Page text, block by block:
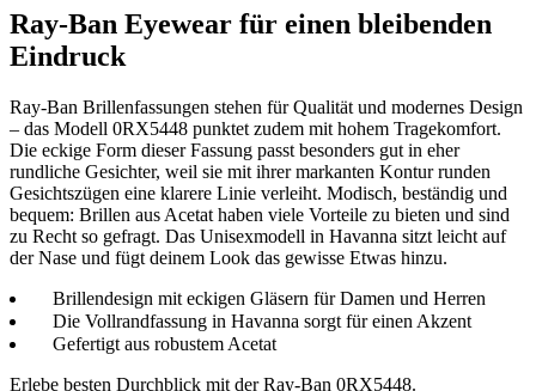
Ray-Ban Eyewear für einen bleibenden
Eindruck
Ray-Ban Brillenfassungen stehen für Qualität und modernes Design
– das Modell 0RX5448 punktet zudem mit hohem Tragekomfort.
Die eckige Form dieser Fassung passt besonders gut in eher
rundliche Gesichter, weil sie mit ihrer markanten Kontur runden
Gesichtszügen eine klarere Linie verleiht. Modisch, beständig und
bequem: Brillen aus Acetat haben viele Vorteile zu bieten und sind
zu Recht so gefragt. Das Unisexmodell in Havanna sitzt leicht auf
der Nase und fügt deinem Look das gewisse Etwas hinzu.
Brillendesign mit eckigen Gläsern für Damen und Herren
Die Vollrandfassung in Havanna sorgt für einen Akzent
Gefertigt aus robustem Acetat
Erlebe besten Durchblick mit der Ray-Ban 0RX5448.